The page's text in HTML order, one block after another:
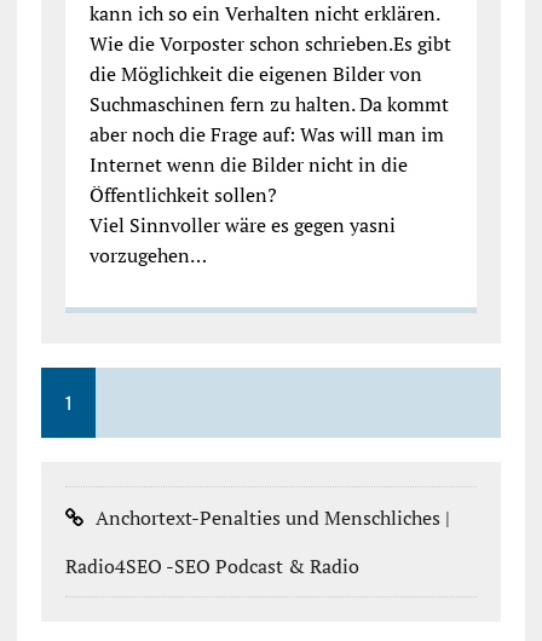
kann ich so ein Verhalten nicht erklären.
Wie die Vorposter schon schrieben.Es gibt
die Möglichkeit die eigenen Bilder von
Suchmaschinen fern zu halten. Da kommt
aber noch die Frage auf: Was will man im
Internet wenn die Bilder nicht in die
Öffentlichkeit sollen?
Viel Sinnvoller wäre es gegen yasni
vorzugehen…
1
Anchortext-Penalties und Menschliches |
Radio4SEO -SEO Podcast & Radio